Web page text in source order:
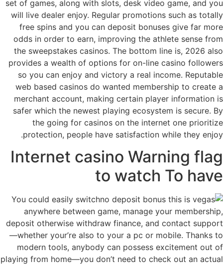
set of games, along with slots, desk video game, and you
will live dealer enjoy. Regular promotions such as totally
free spins and you can deposit bonuses give far more
odds in order to earn, improving the athlete sense from
the sweepstakes casinos. The bottom line is, 2026 also
provides a wealth of options for on-line casino followers
so you can enjoy and victory a real income. Reputable
web based casinos do wanted membership to create a
merchant account, making certain player information is
safer which the newest playing ecosystem is secure. By
the going for casinos on the internet one prioritize
protection, people have satisfaction while they enjoy.
Internet casino Warning flag
to watch To have
You could easily switch
anywhere between game, manage your membership,
deposit otherwise withdraw finance, and contact support
—whether your’re also to your a pc or mobile. Thanks to
modern tools, anybody can possess excitement out of
playing from home—you don’t need to check out an actual